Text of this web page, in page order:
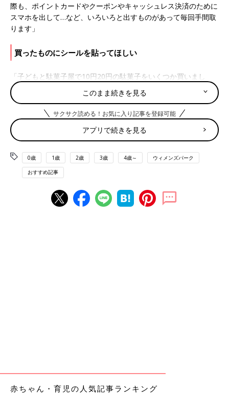
際も、ポイントカードやクーポンやキャッシュレス決済のために
スマホを出して…など、いろいろと出すものがあって毎回手間取
ります」
買ったものにシールを貼ってほしい
「子どもと駄菓子屋で10円20円の駄菓子をいくつか買いまし
た。『このままでいいですか？』と言われて、『はい』と答えた
のだけど…。シールも貼らずそのままでバッグに入れるのは、小
さな子にお買い物を教えるのは難しいなと思いました。お金を払
ってシールを貼ってもらう、あるいは袋に入れてもらうまでは、
あなたのものじゃないのよ、みたいに育ててきたので・・・
（笑）」
ブティックの袋も有料はちょっと困った！
「はじめて行ったブティックは袋が有料でした。購入したのがか
さ張るコートだったので、着て帰ることもできず、エコバッグに
ちなみに、バッグの中にエコバッグが3枚、車の中には、大きめ
サイズのエコバッグが4枚、さらに10ℓの指定ごみ袋が何十枚か
このまま続きを見る
サクサク読める！お気に入り記事を登録可能
アプリで続きを見る
0歳 1歳 2歳 3歳 4歳～ ウィメンズパーク
おすすめ記事
赤ちゃん・育児の人気記事ランキング